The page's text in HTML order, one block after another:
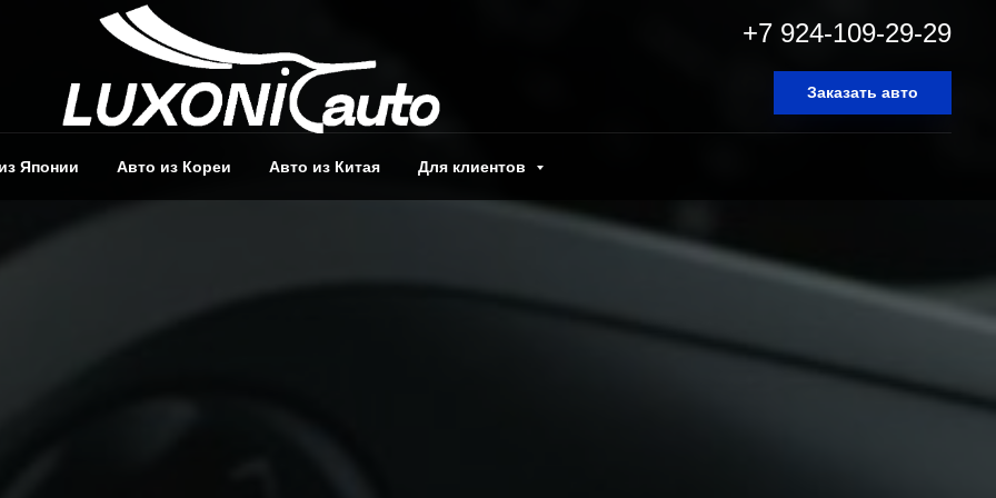
+7 924-109-29-29
Заказать авто
Японии Авто из Кореи Авто из Китая Для клиентов